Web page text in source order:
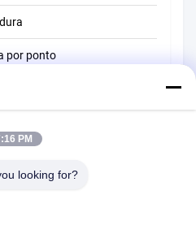
por ponto
da resistência
PM
looking for?